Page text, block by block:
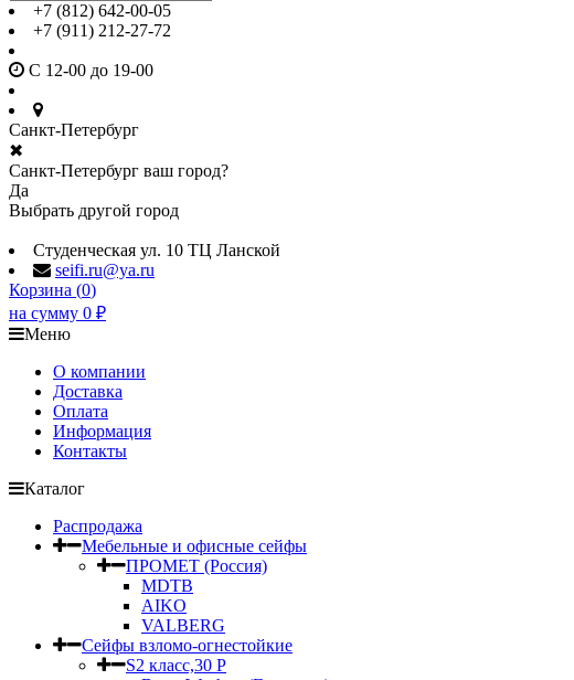
+7 (812) 642-00-05
+7 (911) 212-27-72
С 12-00 до 19-00
Санкт-Петербург
✖
Санкт-Петербург ваш город?
Да
Выбрать другой город
Студенческая ул. 10 ТЦ Ланской
seifi.ru@ya.ru
Корзина (0)
на сумму 0 ₽
Меню
О компании
Доставка
Оплата
Информация
Контакты
Каталог
Распродажа
Мебельные и офисные сейфы
ПРОМЕТ (Россия)
MDTB
AIKO
VALBERG
Сейфы взломо-огнестойкие
S2 класс,30 Р